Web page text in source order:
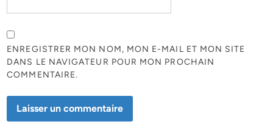
ENREGISTRER MON NOM, MON E-MAIL ET MON SITE
DANS LE NAVIGATEUR POUR MON PROCHAIN
COMMENTAIRE.